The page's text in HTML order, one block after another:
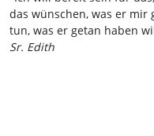
das wünschen, was er mir
tun, was er getan haben
Sr. Edith